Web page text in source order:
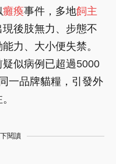
癱瘓事件，多地飼主
後肢無力、步態不
力、大小便失禁。
似病例已超過5000
一品牌貓糧，引發外
閱讀